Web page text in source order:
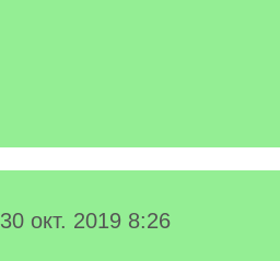
30 окт. 2019 8:26